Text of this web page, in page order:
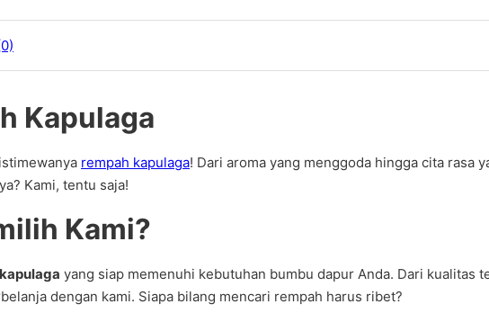
Kapulaga
rempah kapulaga! Dari aroma yang menggoda hingga cita rasa
Kami, tentu saja!
Kami?
yang siap memenuhi kebutuhan bumbu dapur Anda. Dari kualitas
dengan kami. Siapa bilang mencari rempah harus ribet?